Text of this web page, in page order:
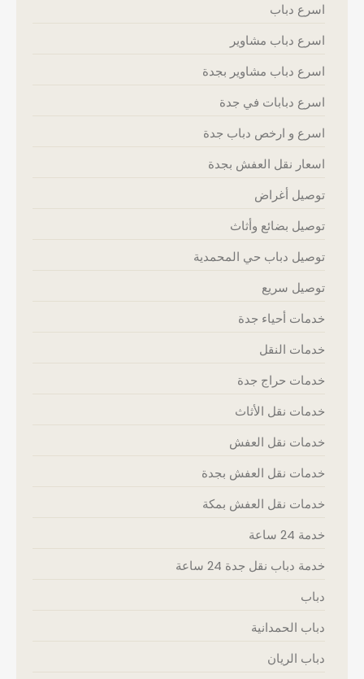
اسرع دباب
اسرع دباب مشاوير
اسرع دباب مشاوير بجدة
اسرع دبابات في جدة
اسرع و ارخص دباب جدة
اسعار نقل العفش بجدة
توصيل أغراض
توصيل بضائع وأثاث
توصيل دباب حي المحمدية
توصيل سريع
خدمات أحياء جدة
خدمات النقل
خدمات حراج جدة
خدمات نقل الأثاث
خدمات نقل العفش
خدمات نقل العفش بجدة
خدمات نقل العفش بمكة
خدمة 24 ساعة
خدمة دباب نقل جدة 24 ساعة
دباب
دباب الحمدانية
دباب الريان